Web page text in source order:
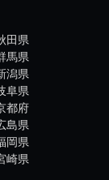
田県
馬県
潟県
阜県
都府
島県
岡県
崎県